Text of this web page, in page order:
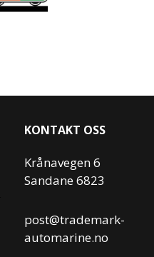
KONTAKT OSS
Krånavegen 6
Sandane 6823
post@trademark-
automarine.no